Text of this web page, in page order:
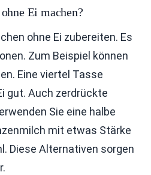
Ei machen?
ohne Ei zubereiten. Es
Zum Beispiel können
Eine viertel Tasse
gut. Auch zerdrückte
Sie eine halbe
mit etwas Stärke
Diese Alternativen sorgen